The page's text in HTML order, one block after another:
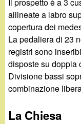
allineate a labro
copertura dei
La pedaliera di 23
registri sono
disposte su doppia
Divisione bassi
combinazione
La Chiesa